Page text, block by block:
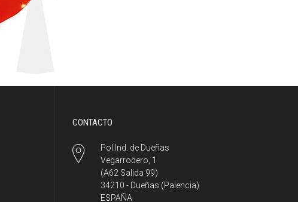
CONTACTO
Pol.Ind. de Dueñas
Vegarrodero, 1
(A62 Salida 99)
34210 - Dueñas (Palencia)
ESPAÑA